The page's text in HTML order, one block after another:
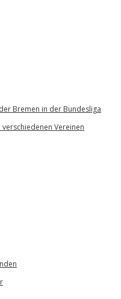
Bremen in der Bundesliga
Vereinen